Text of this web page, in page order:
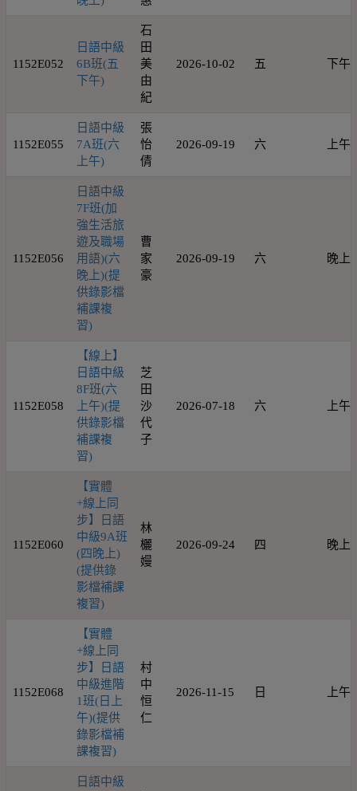
1152E052
日語中級
6B班(五
下午)
石
田
美
由
紀
2026-10-02 五 下午
1152E055
日語中級
7A班(六
上午)
張
怡
倩
2026-09-19 六 上午
1152E056
日語中級
7F班(加
強生活旅
遊及職場
用語)(六
晚上)(提
供錄影檔
補課複
習)
曹
家
豪
2026-09-19 六 晚上
1152E058
【線上】
日語中級
8F班(六
上午)(提
供錄影檔
補課複
習)
芝
田
沙
代
子
2026-07-18 六 上午
1152E060
【實體
+線上同
步】日語
中級9A班
(四晚上)
(提供錄
影檔補課
複習)
林
欐
嫚
2026-09-24 四 晚上
1152E068
【實體
+線上同
步】日語
中級進階
1班(日上
午)(提供
錄影檔補
課複習)
村
中
恒
仁
2026-11-15 日 上午
日語中級